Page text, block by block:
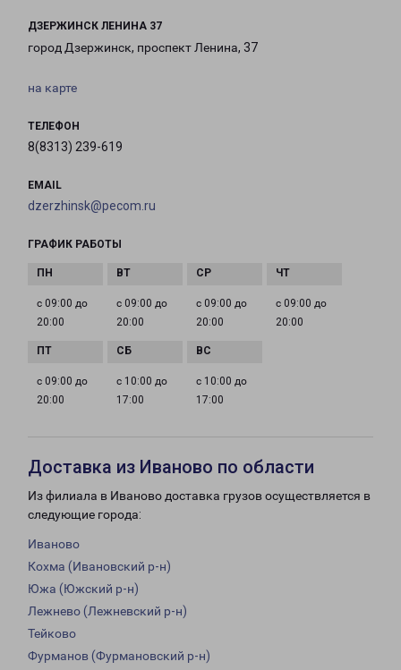
ДЗЕРЖИНСК ЛЕНИНА 37
город Дзержинск, проспект Ленина, 37
на карте
ТЕЛЕФОН
8(8313) 239-619
EMAIL
dzerzhinsk@pecom.ru
ГРАФИК РАБОТЫ
с 09:00 до
20:00
с 09:00 до
20:00
с 09:00 до
20:00
с 09:00 до
20:00
с 09:00 до
20:00
с 10:00 до
17:00
с 10:00 до
17:00
Доставка из Иваново по области
Из филиала в Иваново доставка грузов осуществляется в
следующие города:
Иваново
Кохма (Ивановский р-н)
Южа (Южский р-н)
Лежнево (Лежневский р-н)
Тейково
Фурманов (Фурмановский р-н)